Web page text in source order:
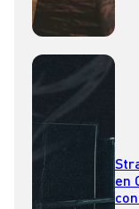
en